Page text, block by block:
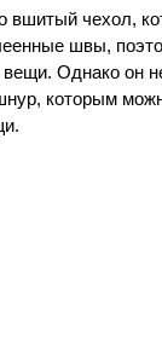
вшитый чехол,
швы,
вещи. Однако он
которым